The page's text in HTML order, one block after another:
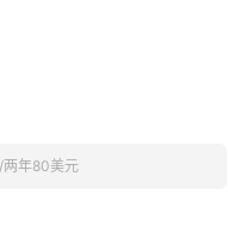
年80美元